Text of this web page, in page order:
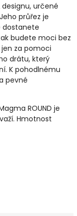
určené
průřez je
dostanete
budete moci bez
za pomoci
drátu, který
K pohodlnému
pevné
ROUND je
Hmotnost